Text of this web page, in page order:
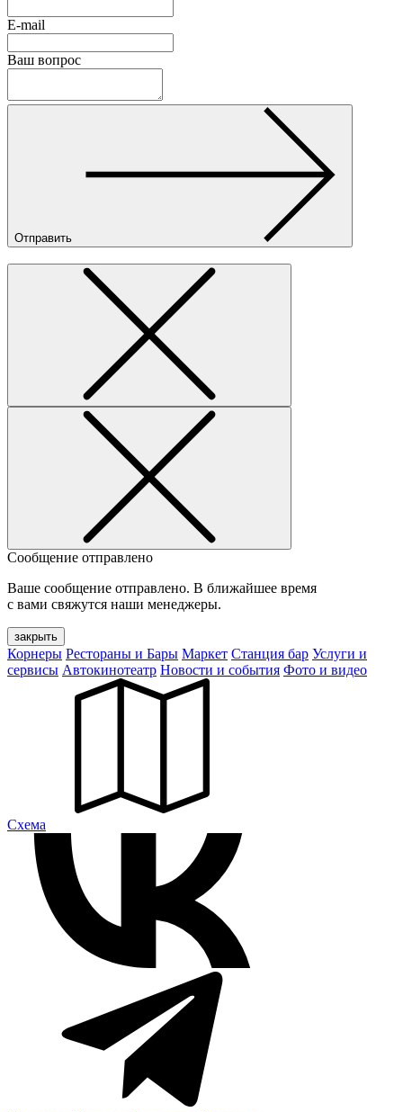
E-mail
Ваш вопрос
Отправить
Сообщение отправлено
Ваше сообщение отправлено. В ближайшее время
с вами свяжутся наши менеджеры.
закрыть
Корнеры Рестораны и Бары Маркет Станция бар Услуги и
сервисы Автокинотеатр Новости и события Фото и видео
Cхема